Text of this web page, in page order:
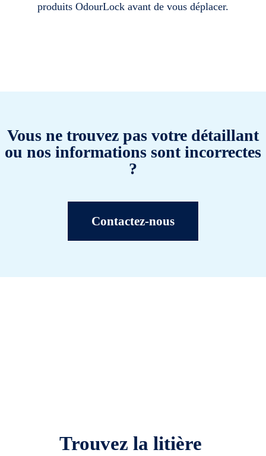
produits OdourLock avant de vous déplacer.
Vous ne trouvez pas votre détaillant
ou nos informations sont incorrectes
?
Contactez-nous
Trouvez la litière